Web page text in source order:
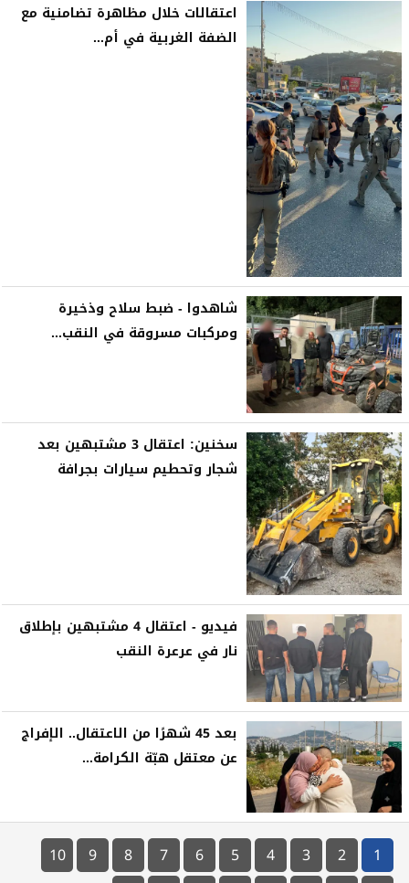
اعتقالات خلال مظاهرة تضامنية مع
الضفة الغربية في أم...
شاهدوا - ضبط سلاح وذخيرة
ومركبات مسروقة في النقب...
سخنين: اعتقال 3 مشتبهين بعد
شجار وتحطيم سيارات بجرافة
فيديو - اعتقال 4 مشتبهين بإطلاق
نار في عرعرة النقب
بعد 45 شهرًا من الاعتقال.. الإفراج
عن معتقل هبّة الكرامة...
1
2
3
4
5
6
7
8
9
10